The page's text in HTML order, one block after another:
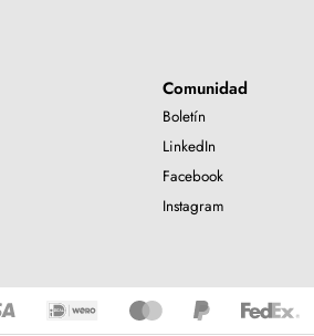
Comunidad
Boletín
LinkedIn
Facebook
Instagram